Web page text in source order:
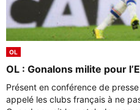
OL
OL : Gonalons milite pour
Présent en conférence de
appelé les clubs français à ne